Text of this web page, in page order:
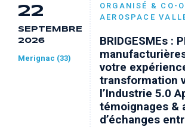
22
SEPTEMBRE
2026
Merignac (33)
ORGANISÉ & CO-
AEROSPACE
BRIDGESMEs :
votre
transformation
l’Industrie 5.0
témoignages &
d’échanges